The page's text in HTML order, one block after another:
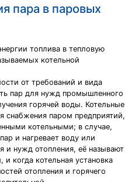
пара в паровых
топлива в тепловую
котельной
от требований и вида
пар для нужд промышленного
горячей воды. Котельные
снабжения паром предприятий,
котельными; в случае,
и нагревает воду или
и нужд отопления, её называют
и когда котельная установка
отопления и горячего